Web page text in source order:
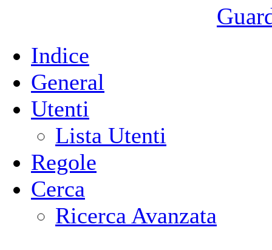
Indice
General
Utenti
Lista Utenti
Regole
Cerca
Ricerca Avanzata